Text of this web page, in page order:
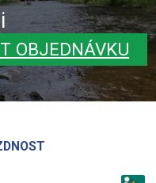
OBJEDNÁVKU